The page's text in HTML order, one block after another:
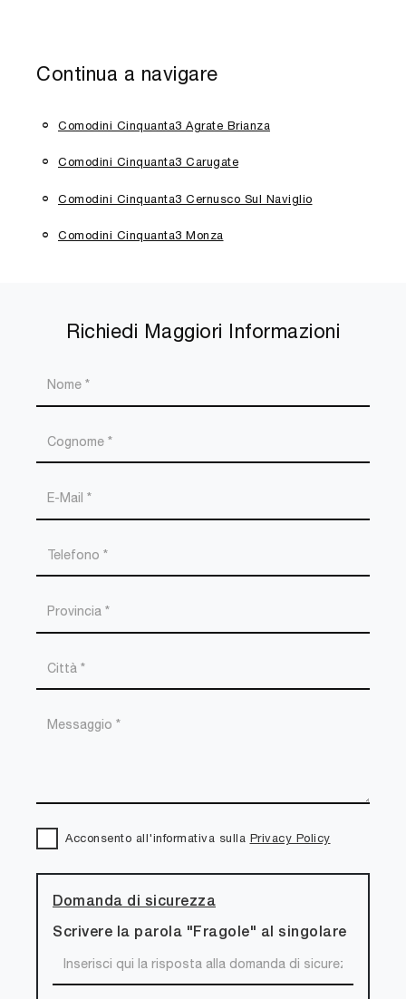
Continua a navigare
Comodini Cinquanta3 Agrate Brianza
Comodini Cinquanta3 Carugate
Comodini Cinquanta3 Cernusco Sul Naviglio
Comodini Cinquanta3 Monza
Richiedi Maggiori Informazioni
Acconsento all'informativa sulla Privacy Policy
Domanda di sicurezza
Scrivere la parola "Fragole" al singolare